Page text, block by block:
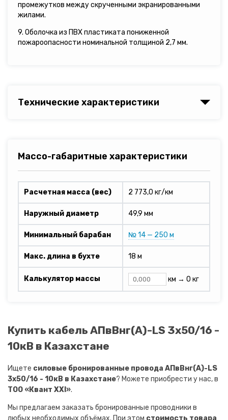
промежутков между скрученными экранированными
жилами.
9. Оболочка из ПВХ пластиката пониженной
пожароопасности номинальной толщиной 2,7 мм.
Технические характеристики
Массо-габаритные характеристики
Расчетная масса (вес) 2 773,0 кг/км
Наружный диаметр 49,9 мм
Минимальный барабан № 14 — 250 м
Макс. длина в бухте 18 м
Калькулятор массы км → 0 кг
Купить кабель АПвВнг(A)-LS 3х50/16 -
10кВ в Казахстане
Ищете силовые бронированные провода АПвВнг(A)-LS
3х50/16 - 10кВ в Казахстане? Можете приобрести у нас, в
ТОО «Квант XXI».
Мы предлагаем заказать бронированные проводники в
любых необходимых объёмах. При этом стоимость товара